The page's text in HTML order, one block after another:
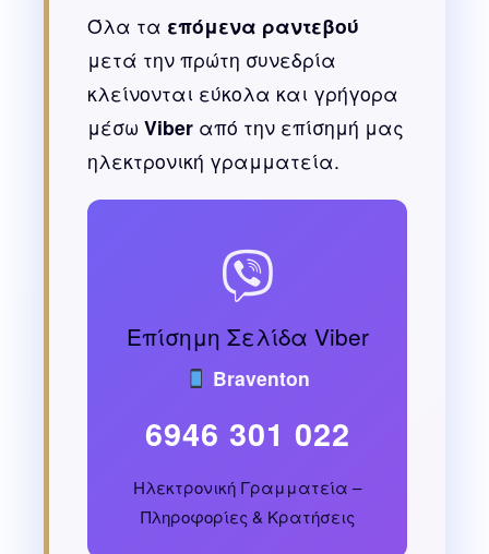
Όλα τα επόμενα ραντεβού
μετά την πρώτη συνεδρία
κλείνονται εύκολα και γρήγορα
μέσω Viber από την επίσημή μας
ηλεκτρονική γραμματεία.
Επίσημη Σελίδα Viber
Braventon
6946 301 022
Ηλεκτρονική Γραμματεία –
Πληροφορίες & Κρατήσεις